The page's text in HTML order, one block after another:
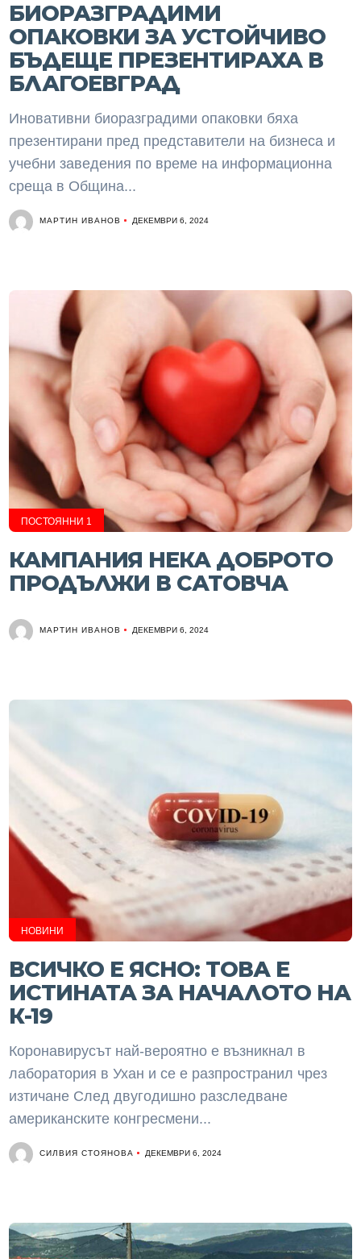
БИОРАЗГРАДИМИ
ОПАКОВКИ ЗА УСТОЙЧИВО
БЪДЕЩЕ ПРЕЗЕНТИРАХА В
БЛАГОЕВГРАД
Иновативни биоразградими опаковки бяха
презентирани пред представители на бизнеса и
учебни заведения по време на информационна
среща в Община...
МАРТИН ИВАНОВ ДЕКЕМВРИ 6, 2024
ПОСТОЯННИ 1
КАМПАНИЯ НЕКА ДОБРОТО
ПРОДЪЛЖИ В САТОВЧА
МАРТИН ИВАНОВ ДЕКЕМВРИ 6, 2024
НОВИНИ
ВСИЧКО Е ЯСНО: ТОВА Е
ИСТИНАТА ЗА НАЧАЛОТО НА
К-19
Коронавирусът най-вероятно е възникнал в
лаборатория в Ухан и се е разпространил чрез
изтичане След двугодишно разследване
американските конгресмени...
СИЛВИЯ СТОЯНОВА ДЕКЕМВРИ 6, 2024